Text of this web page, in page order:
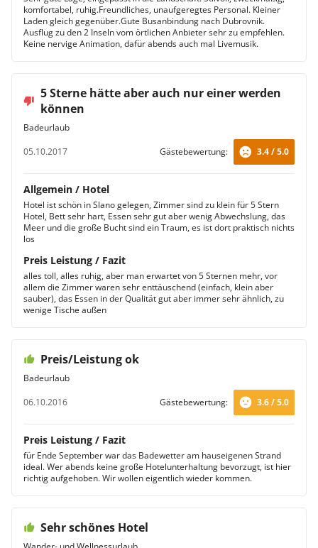
komfortabel, ruhig.Freundliches, unaufgeregtes Personal. Kleiner
Laden gleich gegenüber.Gute Busanbindung nach Dubrovnik.
Ausflug zu den 2 Inseln vom örtlichen Anbieter sehr zu empfehlen.
Keine nervige Animation, dafür abends auch mal Livemusik.
5 Sterne hätte aber auch nur einer werden
können
Badeurlaub
05.10.2017
Gästebewertung: 3.4 / 5.0
Allgemein / Hotel
Hotel ist schön in Slano gelegen, Zimmer sind zu klein für 5 Stern
Hotel, Bett sehr hart, Essen sehr gut aber wenig Abwechslung, das
Meer und die große Bucht sind ein Traum, es ist dort praktisch nichts
los
Preis Leistung / Fazit
alles toll, alles ruhig, aber man erwartet von 5 Sternen mehr, vor
allem die Zimmer waren sehr enttäuschend (einfach, klein aber
sauber), das Essen in der Qualität gut aber immer sehr ähnlich, zu
wenige Tische außen
Preis/Leistung ok
Badeurlaub
06.10.2016
Gästebewertung: 3.6 / 5.0
Preis Leistung / Fazit
für Ende September war das Badewetter am hauseigenen Strand
ideal. Wer abends keine große Hotelunterhaltung bevorzugt, ist hier
richtig aufgehoben. Wir wollen eigentlich wieder kommen.
Sehr schönes Hotel